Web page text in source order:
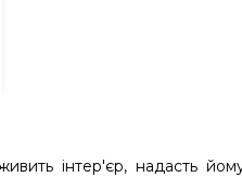
інтер'єр, надасть